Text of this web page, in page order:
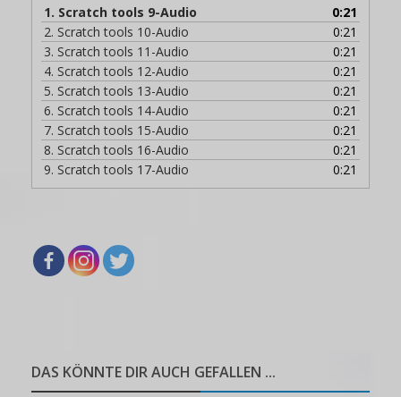
1. Scratch tools 9-Audio
0:21
2. Scratch tools 10-Audio
0:21
3. Scratch tools 11-Audio
0:21
4. Scratch tools 12-Audio
0:21
5. Scratch tools 13-Audio
0:21
6. Scratch tools 14-Audio
0:21
7. Scratch tools 15-Audio
0:21
8. Scratch tools 16-Audio
0:21
9. Scratch tools 17-Audio 0:21
DAS KÖNNTE DIR AUCH GEFALLEN ...